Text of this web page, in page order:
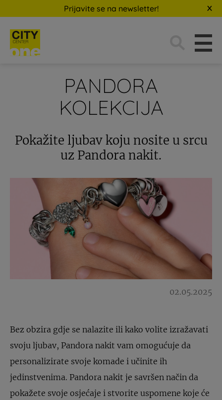
Prijavite se na newsletter!
PANDORA
KOLEKCIJA
Pokažite ljubav koju nosite u srcu
uz Pandora nakit.
02.05.2025
Bez obzira gdje se nalazite ili kako volite izražavati
svoju ljubav, Pandora nakit vam omogućuje da
personalizirate svoje komade i učinite ih
jedinstvenima. Pandora nakit je savršen način da
pokažete svoje osjećaje i stvorite uspomene koje će